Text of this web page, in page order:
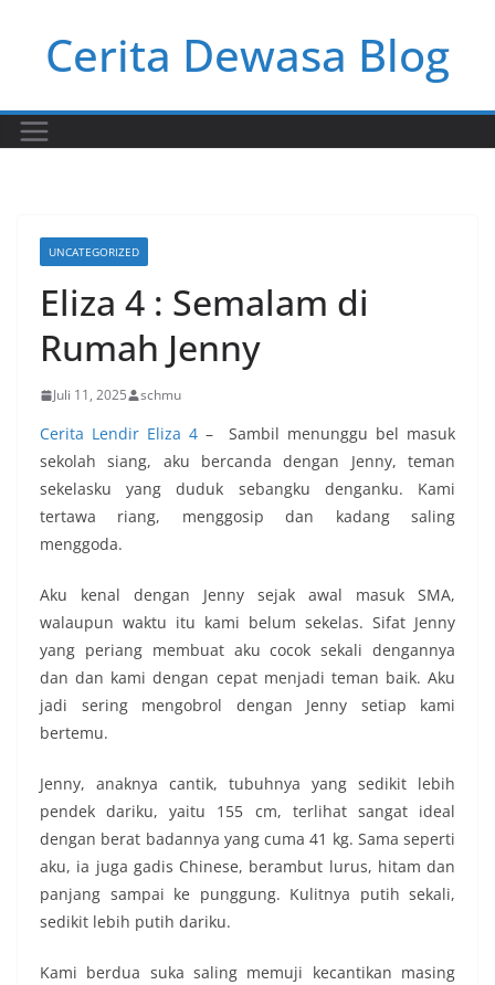
contentCerita Dewasa Blog
UNCATEGORIZED
Eliza 4 : Semalam di
Rumah Jenny
Juli 11, 2025 schmu
Cerita Lendir Eliza 4 – Sambil menunggu bel masuk
sekolah siang, aku bercanda dengan Jenny, teman
sekelasku yang duduk sebangku denganku. Kami
tertawa riang, menggosip dan kadang saling
menggoda.
Aku kenal dengan Jenny sejak awal masuk SMA,
walaupun waktu itu kami belum sekelas. Sifat Jenny
yang periang membuat aku cocok sekali dengannya
dan dan kami dengan cepat menjadi teman baik. Aku
jadi sering mengobrol dengan Jenny setiap kami
bertemu.
Jenny, anaknya cantik, tubuhnya yang sedikit lebih
pendek dariku, yaitu 155 cm, terlihat sangat ideal
dengan berat badannya yang cuma 41 kg. Sama seperti
aku, ia juga gadis Chinese, berambut lurus, hitam dan
panjang sampai ke punggung. Kulitnya putih sekali,
sedikit lebih putih dariku.
Kami berdua suka saling memuji kecantikan masing